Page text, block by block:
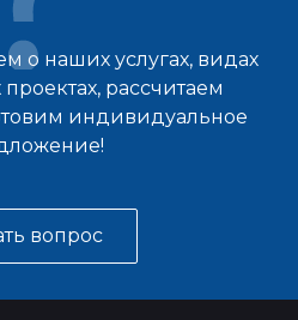
о наших услугах, видах
рассчитаем
индивидуальное
вопрос